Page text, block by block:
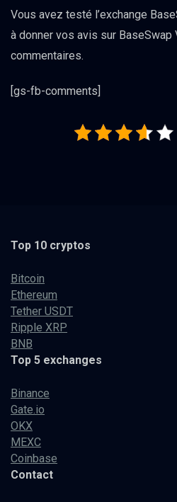
Vous avez testé l’exchange
à donner vos avis sur BaseSwap
commentaires.
[gs-fb-comments]
Top 10 cryptos
Bitcoin
Ethereum
Tether USDT
Ripple XRP
BNB
Top 5 exchanges
Binance
Gate.io
OKX
MEXC
Coinbase
Contact